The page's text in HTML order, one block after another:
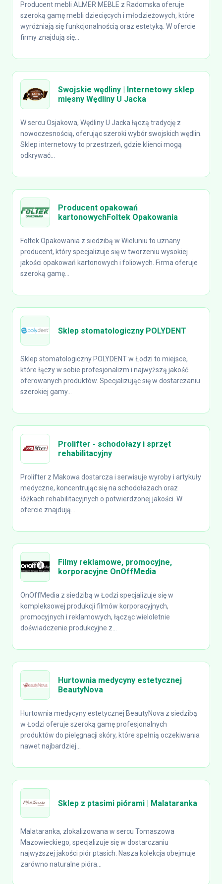
Producent mebli ALMER MEBLE z Radomska oferuje
szeroką gamę mebli dziecięcych i młodzieżowych, które
wyróżniają się funkcjonalnością oraz estetyką. W ofercie
firmy znajdują się...
Swojskie wędliny | Internetowy sklep
mięsny Wędliny U Jacka
W sercu Osjakowa, Wędliny U Jacka łączą tradycję z
nowoczesnością, oferując szeroki wybór swojskich wędlin.
Sklep internetowy to przestrzeń, gdzie klienci mogą
odkrywać...
Producent opakowań
kartonowychFoltek Opakowania
Foltek Opakowania z siedzibą w Wieluniu to uznany
producent, który specjalizuje się w tworzeniu wysokiej
jakości opakowań kartonowych i foliowych. Firma oferuje
szeroką gamę...
Sklep stomatologiczny POLYDENT
Sklep stomatologiczny POLYDENT w Łodzi to miejsce,
które łączy w sobie profesjonalizm i najwyższą jakość
oferowanych produktów. Specjalizując się w dostarczaniu
szerokiej gamy...
Prolifter - schodołazy i sprzęt
rehabilitacyjny
Prolifter z Makowa dostarcza i serwisuje wyroby i artykuły
medyczne, koncentrując się na schodołazach oraz
łóżkach rehabilitacyjnych o potwierdzonej jakości. W
ofercie znajdują...
Filmy reklamowe, promocyjne,
korporacyjne OnOffMedia
OnOffMedia z siedzibą w Łodzi specjalizuje się w
kompleksowej produkcji filmów korporacyjnych,
promocyjnych i reklamowych, łącząc wieloletnie
doświadczenie produkcyjne z...
Hurtownia medycyny estetycznej
BeautyNova
Hurtownia medycyny estetycznej BeautyNova z siedzibą
w Łodzi oferuje szeroką gamę profesjonalnych
produktów do pielęgnacji skóry, które spełnią oczekiwania
nawet najbardziej...
Sklep z ptasimi piórami | Malataranka
Malataranka, zlokalizowana w sercu Tomaszowa
Mazowieckiego, specjalizuje się w dostarczaniu
najwyższej jakości piór ptasich. Nasza kolekcja obejmuje
zarówno naturalne pióra...